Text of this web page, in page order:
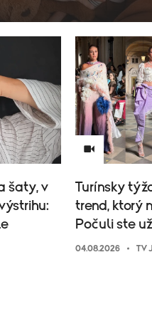
šaty, v
Turínsky
trend, ktorý
Počuli ste
04.08.2026 TV